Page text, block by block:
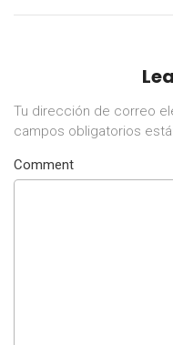
Tu dirección de correo
campos obligatorios
Comment